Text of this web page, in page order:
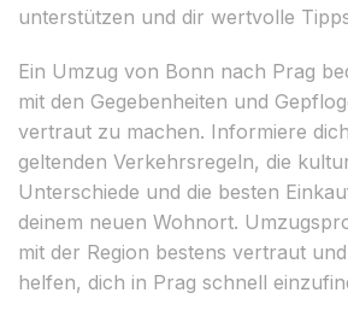
unterstützen und dir wertvolle
Ein Umzug von Bonn nach Prag
mit den Gegebenheiten und
vertraut zu machen. Informiere
geltenden Verkehrsregeln, die
Unterschiede und die besten
deinem neuen Wohnort.
mit der Region bestens vertraut
helfen, dich in Prag schnell